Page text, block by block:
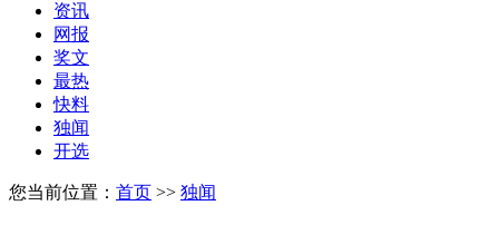
资讯
网报
奖文
最热
快料
独闻
开选
您当前位置： 首页 >> 独闻